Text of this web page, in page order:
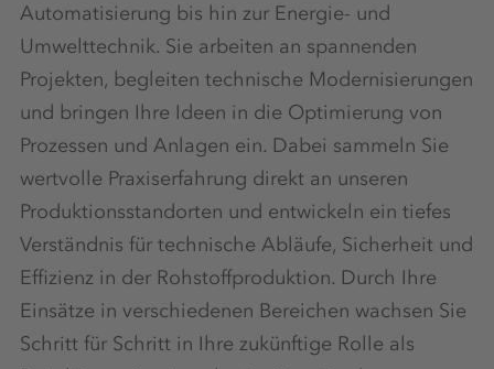
Automatisierung bis hin zur Energie- und
Umwelttechnik. Sie arbeiten an spannenden
Projekten, begleiten technische Modernisierungen
und bringen Ihre Ideen in die Optimierung von
Prozessen und Anlagen ein. Dabei sammeln Sie
wertvolle Praxiserfahrung direkt an unseren
Produktionsstandorten und entwickeln ein tiefes
Verständnis für technische Abläufe, Sicherheit und
Effizienz in der Rohstoffproduktion. Durch Ihre
Einsätze in verschiedenen Bereichen wachsen Sie
Schritt für Schritt in Ihre zukünftige Rolle als